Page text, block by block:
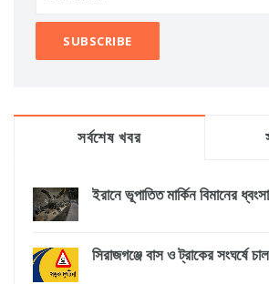
সর্বশেষ খবর
ইরানে ভূপাতিত মার্কিন বিমানের
সিরাজগঞ্জে বাস ও ট্রাকের সংঘর্ষে